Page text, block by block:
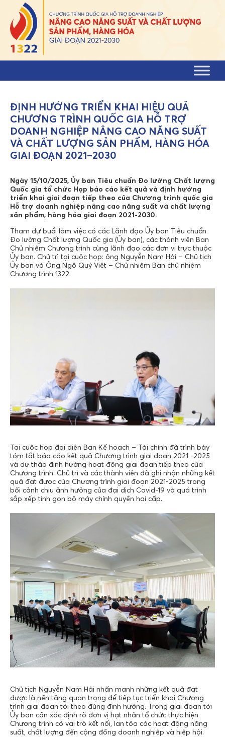
Skip to content
ĐỊNH HƯỚNG TRIỂN KHAI HIỆU QUẢ
CHƯƠNG TRÌNH QUỐC GIA HỖ TRỢ
DOANH NGHIỆP NÂNG CAO NĂNG SUẤT
VÀ CHẤT LƯỢNG SẢN PHẨM, HÀNG HÓA
GIAI ĐOẠN 2021–2030
Ngày 15/10/2025, Ủy ban Tiêu chuẩn Đo lường Chất lượng
Quốc gia tổ chức Họp báo cáo kết quả và định hướng
triển khai giai đoạn tiếp theo của Chương trình quốc gia
Hỗ trợ doanh nghiệp nâng cao năng suất và chất lượng
sản phẩm, hàng hóa giai đoạn 2021-2030.
Tham dự buổi làm việc có các Lãnh đạo Ủy ban Tiêu chuẩn
Đo lường Chất lượng Quốc gia (Ủy ban), các thành viên Ban
Chủ nhiệm Chương trình cùng lãnh đạo các đơn vị trực thuộc
Ủy ban. Chủ trì tại cuộc họp: ông Nguyễn Nam Hải – Chủ tịch
Ủy ban và Ông Ngô Quý Việt – Chủ nhiệm Ban chủ nhiệm
Chương trình 1322.
Tại cuộc họp đại diện Ban Kế hoạch – Tài chính đã trình bày
tóm tắt báo cáo kết quả Chương trình giai đoạn 2021 -2025
và dự thảo định hướng hoạt động giai đoạn tiếp theo của
Chương trình. Chủ trì và các thành viên đã ghi nhận những kết
quả đạt được của Chương trình giai đoạn 2021-2025 trong
bối cảnh chịu ảnh hưởng của đại dịch Covid-19 và quá trình
sắp xếp tinh gọn bộ máy chính quyền hai cấp.
Chủ tịch Nguyễn Nam Hải nhấn mạnh những kết quả đạt
được là nền tảng quan trọng để tiếp tục triển khai Chương
trình giai đoạn tới theo đúng định hướng. Trong giai đoạn tới
Ủy ban cần xác định rõ đơn vị hạt nhân tổ chức thực hiện
Chương trình có vai trò kết nối, lan tỏa các hoạt động năng
suất, chất lượng đến cộng đồng doanh nghiệp và hiệp hội.